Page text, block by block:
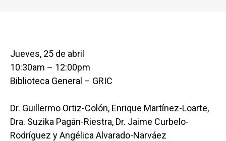
Jueves, 25 de abril
10:30am – 12:00pm
Biblioteca General – GRIC
Dr. Guillermo Ortiz-Colón, Enrique Martínez-Loarte,
Dra. Suzika Pagán-Riestra, Dr. Jaime Curbelo-
Rodríguez y Angélica Alvarado-Narváez